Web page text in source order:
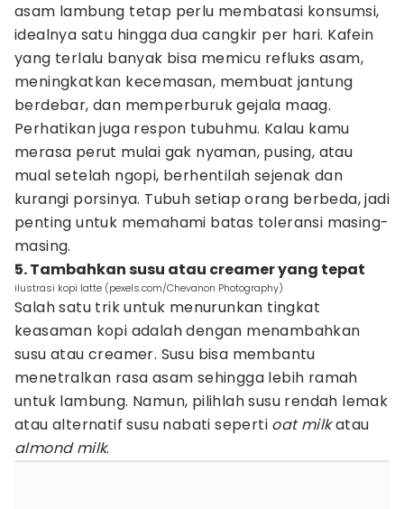
asam lambung tetap perlu membatasi konsumsi,
idealnya satu hingga dua cangkir per hari. Kafein
yang terlalu banyak bisa memicu refluks asam,
meningkatkan kecemasan, membuat jantung
berdebar, dan memperburuk gejala maag.
Perhatikan juga respon tubuhmu. Kalau kamu
merasa perut mulai gak nyaman, pusing, atau
mual setelah ngopi, berhentilah sejenak dan
kurangi porsinya. Tubuh setiap orang berbeda, jadi
penting untuk memahami batas toleransi masing-
masing.
5. Tambahkan susu atau creamer yang tepat
ilustrasi kopi latte (pexels.com/Chevanon Photography)
Salah satu trik untuk menurunkan tingkat
keasaman kopi adalah dengan menambahkan
susu atau creamer. Susu bisa membantu
menetralkan rasa asam sehingga lebih ramah
untuk lambung. Namun, pilihlah susu rendah lemak
atau alternatif susu nabati seperti oat milkatau
almond milk.